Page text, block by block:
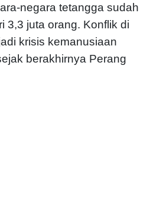
negara tetangga sudah
3,3 juta orang. Konflik di
krisis kemanusiaan
berakhirnya Perang